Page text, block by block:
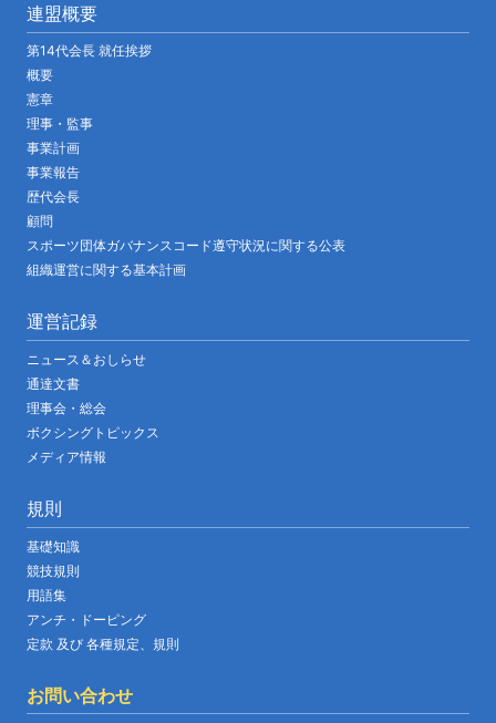
連盟概要
第14代会長 就任挨拶
概要
憲章
理事・監事
事業計画
事業報告
歴代会長
顧問
スポーツ団体ガバナンスコード遵守状況に関する公表
組織運営に関する基本計画
運営記録
ニュース＆おしらせ
通達文書
理事会・総会
ボクシングトピックス
メディア情報
規則
基礎知識
競技規則
用語集
アンチ・ドーピング
定款 及び 各種規定、規則
お問い合わせ